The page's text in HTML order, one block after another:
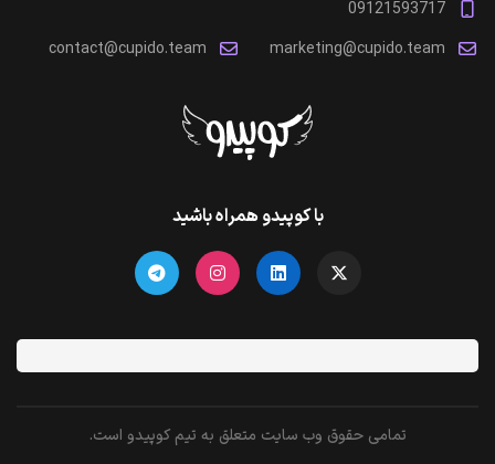
09121593717
marketing@cupido.team
contact@cupido.team
با کوپیدو همراه باشید
تمامی حقوق وب سایت متعلق به تیم کوپیدو است.